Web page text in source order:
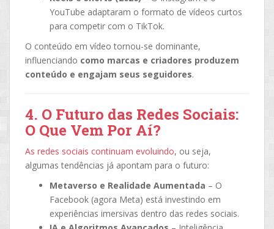
YouTube adaptaram o formato de vídeos curtos
para competir com o TikTok.
O conteúdo em vídeo tornou-se dominante,
influenciando como marcas e criadores produzem
conteúdo e engajam seus seguidores.
4. O Futuro das Redes Sociais:
O Que Vem Por Aí?
As redes sociais continuam evoluindo, ou seja,
algumas tendências já apontam para o futuro:
Metaverso e Realidade Aumentada – O
Facebook (agora Meta) está investindo em
experiências imersivas dentro das redes sociais.